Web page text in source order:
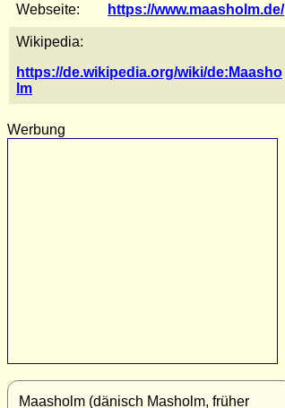
Webseite: https://www.maasholm.de/
Wikipedia:
https://de.wikipedia.org/wiki/de:Maasho
lm
Werbung
Maasholm (dänisch Masholm, früher